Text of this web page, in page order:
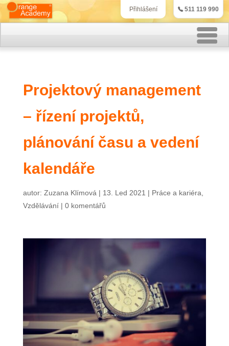
Přihlášení 511 119 990
Kurzy účetnictví
Kurzy personalistiky
Kurzy marketingu
Jazykové kurzy
Zavřít menu
Projektový management
– řízení projektů,
plánování času a vedení
kalendáře
autor: Zuzana Klímová | 13. Led 2021 | Práce a kariéra
Vzdělávání| 0 komentářů